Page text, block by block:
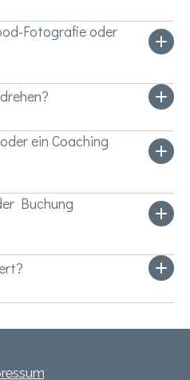
Fotografie oder
ein Coaching
Buchung